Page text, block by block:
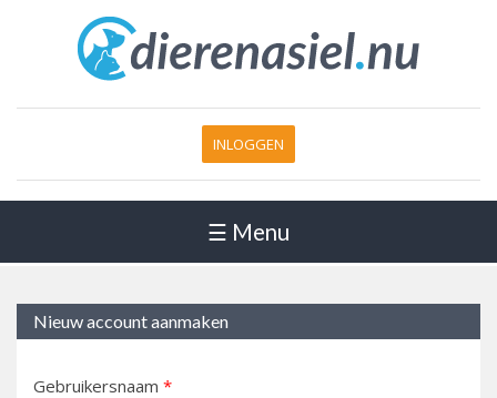
INLOGGEN
☰ Menu
Nieuw account aanmaken
Gebruikersnaam *